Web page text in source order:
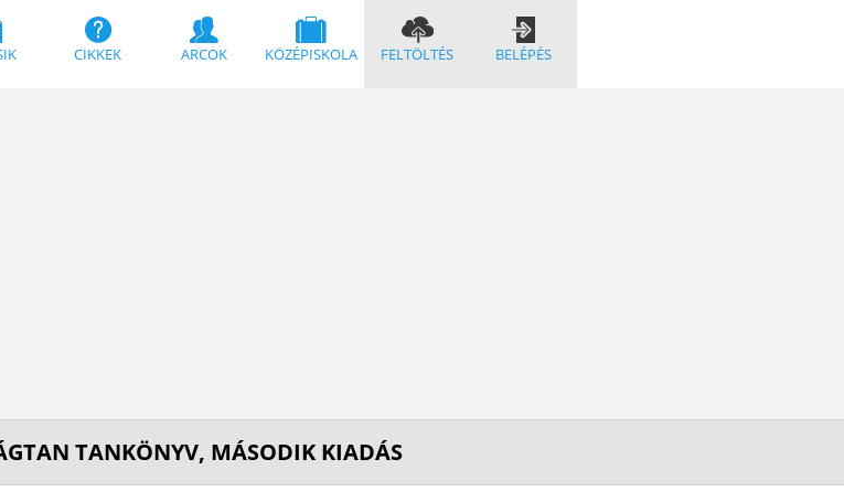
CIKKEK ARCOK KÖZÉPISKOLA FELTÖLTÉS BELÉPÉS
TANKÖNYV, MÁSODIK KIADÁS